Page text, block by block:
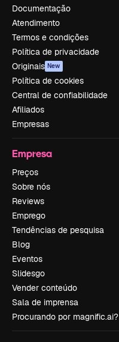
Documentação
Atendimento
Termos e condições
Política de privacidade
Originais New
Política de cookies
Central de confiabilidade
Afiliados
Empresas
Empresa
Preços
Sobre nós
Reviews
Emprego
Tendências de pesquisa
Blog
Eventos
Slidesgo
Vender conteúdo
Sala de imprensa
Procurando por magnific.ai?